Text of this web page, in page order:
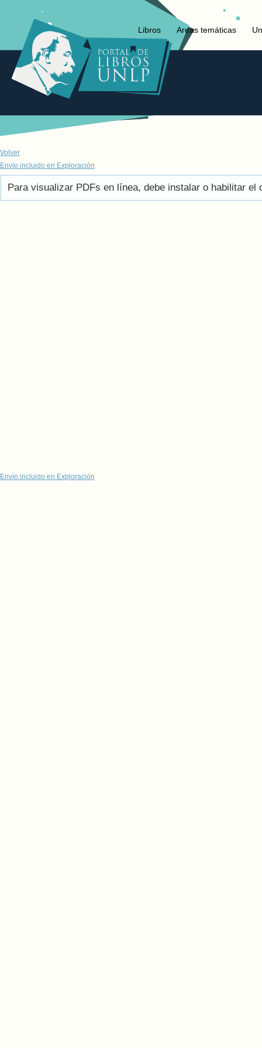
Libros Areas temáticas
Volver
Envío incluido en Exploración
Para visualizar PDFs en línea, debe instalar o habilitar el
Envío incluido en Exploración